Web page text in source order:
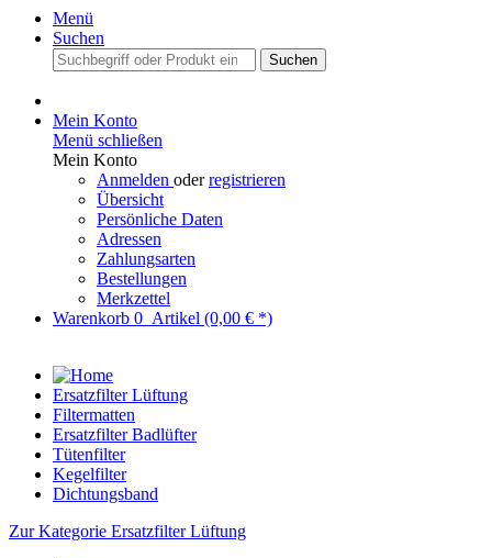
Menü
Suchen
Suchen
Mein Konto
Menü schließen
Mein Konto
Anmelden oderregistrieren
Übersicht
Persönliche Daten
Adressen
Zahlungsarten
Bestellungen
Merkzettel
Warenkorb 0 Artikel (0,00 € *)
Ersatzfilter Lüftung
Filtermatten
Ersatzfilter Badlüfter
Tütenfilter
Kegelfilter
Dichtungsband
Zur Kategorie Ersatzfilter Lüftung